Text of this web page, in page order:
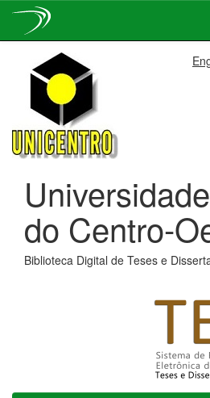
navigation
do Centro-
Biblioteca Digital de Teses e